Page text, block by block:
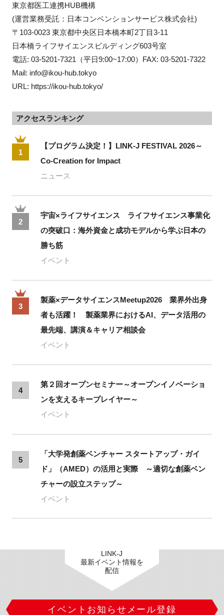
東京都医工連携HUB機構
(運営業務受託：日本コンベンションサービス株式会社)
〒103-0023 東京都中央区日本橋本町2丁目3-11
日本橋ライフサイエンスビルディング603号室
電話: 03-5201-7321（平日9:00~17:00）FAX: 03-5201-7322
Mail: info@ikou-hub.tokyo
URL: https://ikou-hub.tokyo/
アクセスランキング
1
【プログラム決定！】LINK-J FESTIVAL 2026～
Co-Creation for Impact
ニュース
2
宇宙×ライフサイエンス ライフサイエンス事業化
の突破口：海外資金と成功モデルから学ぶ日本の
勝ち筋
イベント
3
製薬×データサイエンスMeetup2026 業界外出身
者も活躍！ 製薬業界におけるAI、データ活用の
最先端、講演＆キャリア相談会
イベント
4
第２回オープンセミナー～オープンイノベーショ
ンを支えるキープレイヤー～
イベント
5
「大学発創薬ベンチャー スタートアップ・ガイ
ド」（AMED）の活用と実際 ～適切な創薬ベン
チャーの設立ステップ～
イベント
LINK-J
最新イベント情報を
配信
イベントお知らせメール登録